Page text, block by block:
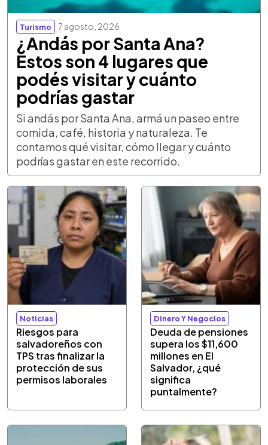
Turismo 7 agosto, 2026
¿Andás por Santa Ana?
Estos son 4 lugares que
podés visitar y cuánto
podrías gastar
Si andás por Santa Ana, armá un paseo entre
comida, café, historia y naturaleza. Te
contamos qué visitar, cómo llegar y cuánto
podrías gastar en este recorrido.
Noticias
Riesgos para
salvadoreños con
TPS tras finalizar la
protección de sus
permisos laborales
Dinero Y Negocios
Deuda de pensiones
supera los $11,600
millones en El
Salvador, ¿qué
significa
puntalmente?